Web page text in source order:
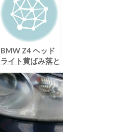
BMW Z4 ヘッド
ライト黄ばみ落と
し